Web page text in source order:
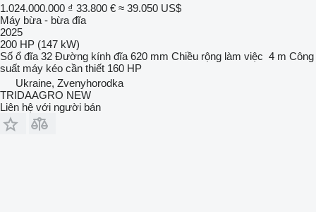
1.024.000.000 ₫ 33.800 € ≈ 39.050 US$
Máy bừa - bừa đĩa
2025
200 HP (147 kW)
Số ổ đĩa 32 Đường kính đĩa 620 mm Chiều rộng làm việc 4 m Công
suất máy kéo cần thiết 160 HP
Ukraine, Zvenyhorodka
TRIDAAGRO NEW
Liên hệ với người bán